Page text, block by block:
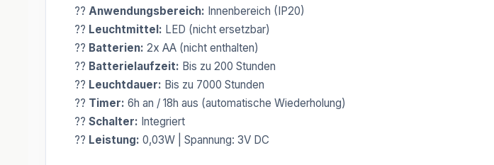
?? Anwendungsbereich: Innenbereich (IP20)
?? Leuchtmittel: LED (nicht ersetzbar)
?? Batterien: 2x AA (nicht enthalten)
?? Batterielaufzeit: Bis zu 200 Stunden
?? Leuchtdauer: Bis zu 7000 Stunden
?? Timer: 6h an / 18h aus (automatische Wiederholung)
?? Schalter: Integriert
?? Leistung: 0,03W | Spannung: 3V DC